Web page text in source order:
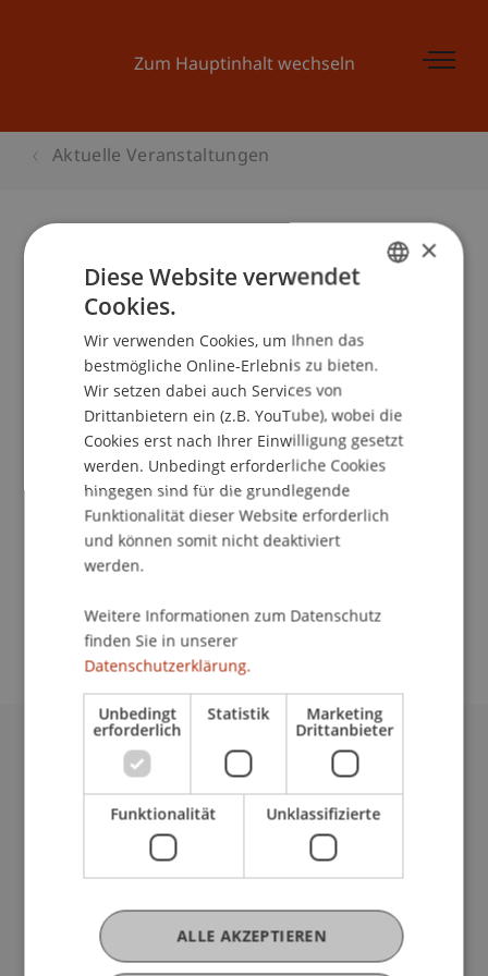
Zum Hauptinhalt wechseln
Aktuelle Veranstaltungen
Startveranstaltung Businessplan
Wettbewerb 2017
An-Institut KMU Zentrum
Veranstaltungsdetails
Kontakt
Universität Liechtenstein
Fürst-Franz-Josef-Strasse
9490 Vaduz
Fußzeile Rechtliche Hinweise
Rechtssammlung
Datenschutzerklärung
×
Diese Website verwendet
Cookies.
Wir verwenden Cookies, um Ihnen das
bestmögliche Online-Erlebnis zu bieten.
Wir setzen dabei auch Services von
Drittanbietern ein (z.B. YouTube), wobei die
Cookies erst nach Ihrer Einwilligung gesetzt
werden. Unbedingt erforderliche Cookies
hingegen sind für die grundlegende
Funktionalität dieser Website erforderlich
und können somit nicht deaktiviert
werden.
Weitere Informationen zum Datenschutz
finden Sie in unserer
Datenschutzerklärung.
Unbedingt
erforderlich
Statistik Marketing
Drittanbieter
Funktionalität Unklassifizierte
ALLE AKZEPTIEREN